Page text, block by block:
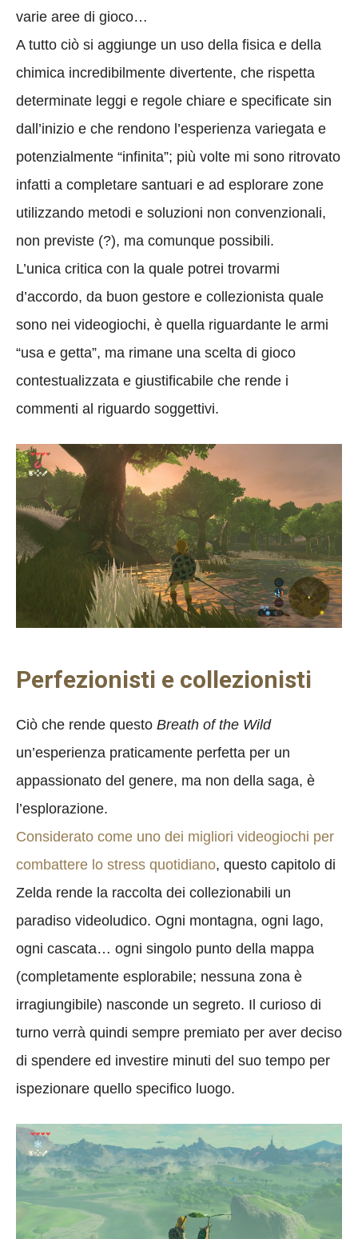
varie aree di gioco…
A tutto ciò si aggiunge un uso della fisica e della
chimica incredibilmente divertente, che rispetta
determinate leggi e regole chiare e specificate sin
dall’inizio e che rendono l’esperienza variegata e
potenzialmente “infinita”; più volte mi sono ritrovato
infatti a completare santuari e ad esplorare zone
utilizzando metodi e soluzioni non convenzionali,
non previste (?), ma comunque possibili.
L’unica critica con la quale potrei trovarmi
d’accordo, da buon gestore e collezionista quale
sono nei videogiochi, è quella riguardante le armi
“usa e getta”, ma rimane una scelta di gioco
contestualizzata e giustificabile che rende i
commenti al riguardo soggettivi.
Perfezionisti e collezionisti
Ciò che rende questo Breath of the Wild
un’esperienza praticamente perfetta per un
appassionato del genere, ma non della saga, è
l’esplorazione.
Considerato come uno dei migliori videogiochi per
combattere lo stress quotidiano, questo capitolo di
Zelda rende la raccolta dei collezionabili un
paradiso videoludico. Ogni montagna, ogni lago,
ogni cascata… ogni singolo punto della mappa
(completamente esplorabile; nessuna zona è
irragiungibile) nasconde un segreto. Il curioso di
turno verrà quindi sempre premiato per aver deciso
di spendere ed investire minuti del suo tempo per
ispezionare quello specifico luogo.